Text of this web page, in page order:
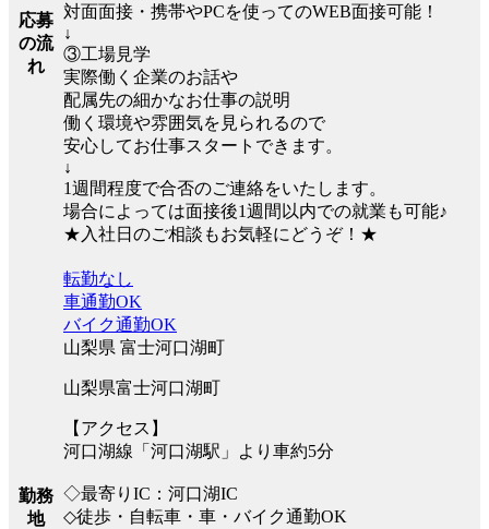
応募
の流
れ
対面面接・携帯やPCを使ってのWEB面接可能！
↓
③工場見学
実際働く企業のお話や
配属先の細かなお仕事の説明
働く環境や雰囲気を見られるので
安心してお仕事スタートできます。
↓
1週間程度で合否のご連絡をいたします。
場合によっては面接後1週間以内での就業も可能♪
★入社日のご相談もお気軽にどうぞ！★
勤務
地
転勤なし
車通勤OK
バイク通勤OK
山梨県 富士河口湖町
山梨県富士河口湖町
【アクセス】
河口湖線「河口湖駅」より車約5分
◇最寄りIC：河口湖IC
◇徒歩・自転車・車・バイク通勤OK